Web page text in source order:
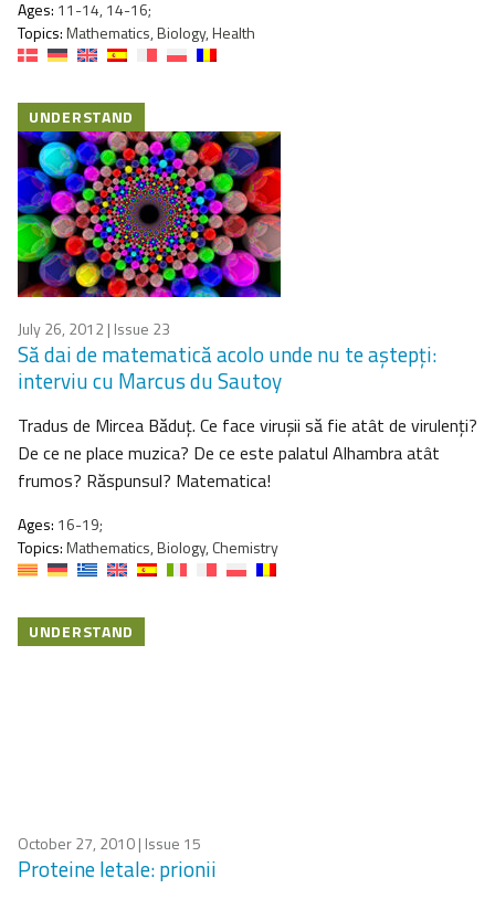
Ages: 11-14, 14-16;
Topics:Mathematics, Biology, Health
UNDERSTAND
July 26, 2012| Issue 23
Să dai de matematică acolo unde nu te aştepţi:
interviu cu Marcus du Sautoy
Tradus de Mircea Băduţ. Ce face viruşii să fie atât de virulenţi?
De ce ne place muzica? De ce este palatul Alhambra atât
frumos? Răspunsul? Matematica!
Ages: 16-19;
Topics:Mathematics, Biology, Chemistry
UNDERSTAND
October 27, 2010| Issue 15
Proteine letale: prionii